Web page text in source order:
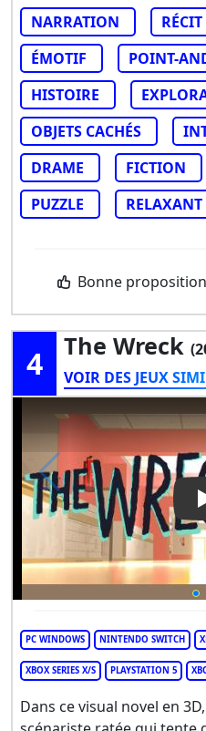
NARRATION RÉCIT
ÉMOTIF
POINT-
HISTOIRE
OBJETS CACHÉS
DRAME
FICTION
PUZZLE
RELAXANT
Bonne
4 The Wreck
VOIR DES JEUX
PC WINDOWS NINTENDO SWITCH
XBOX SERIES X/S PLAYSTATION 5
Dans ce visual novel en